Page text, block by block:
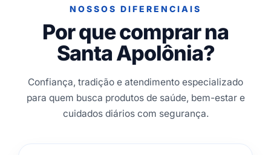
NOSSOS DIFERENCIAIS
Por que comprar na
Santa Apolônia?
Confiança, tradição e atendimento especializado
para quem busca produtos de saúde, bem-estar e
cuidados diários com segurança.